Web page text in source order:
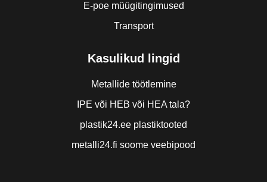
E-poe müügitingimused
Transport
Kasulikud lingid
Metallide töötlemine
IPE või HEB või HEA tala?
plastik24.ee plastiktooted
metalli24.fi soome veebipood